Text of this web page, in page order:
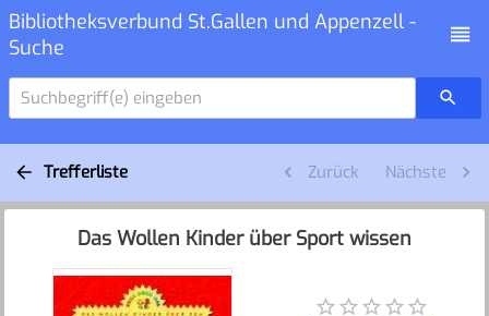
Bibliotheksverbund St.Gallen und Appenzell -
Suche
Suchbegriff(e) eingeben
Trefferliste Zurück Nächste
Das Wollen Kinder über Sport wissen